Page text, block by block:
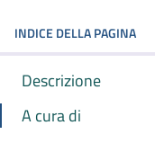
INDICE DELLA PAGINA
Descrizione
A cura di